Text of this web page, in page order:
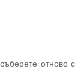
отново с